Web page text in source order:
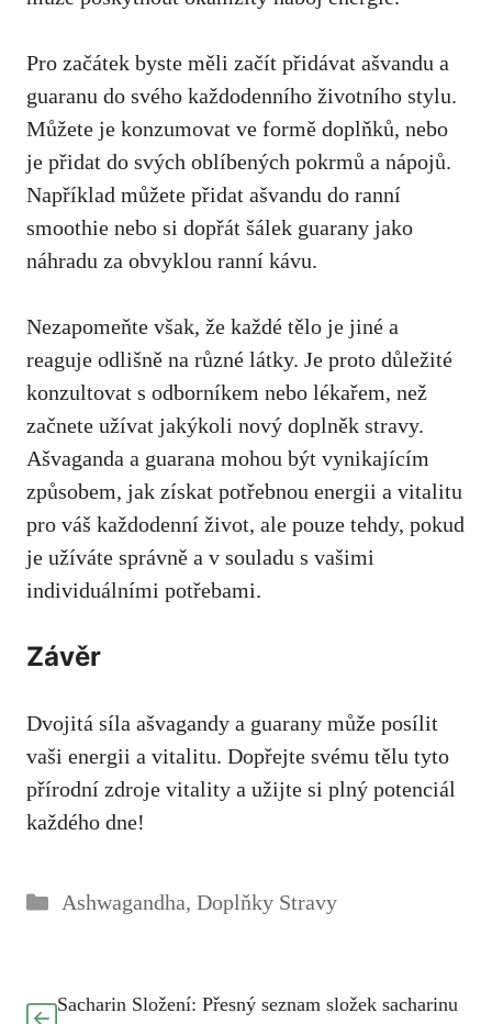
Pro začátek byste měli začít přidávat ašvandu a
guaranu do svého každodenního životního stylu.
Můžete je konzumovat ve formě doplňků, nebo
je přidat do svých oblíbených pokrmů a nápojů.
Například můžete přidat ašvandu do ranní
smoothie nebo si dopřát šálek guarany jako
náhradu za obvyklou ranní kávu.
Nezapomeňte však, že každé tělo je jiné a
reaguje odlišně na různé látky. Je proto důležité
konzultovat s odborníkem nebo lékařem, než
začnete užívat jakýkoli nový doplněk stravy.
Ašvaganda a guarana mohou být vynikajícím
způsobem, jak získat potřebnou energii a vitalitu
pro váš každodenní život, ale pouze tehdy, pokud
je užíváte správně a v souladu s vašimi
individuálními potřebami.
Závěr
Dvojitá síla ašvagandy a guarany může posílit
vaši energii a vitalitu. Dopřejte svému tělu tyto
přírodní zdroje vitality a užijte si plný potenciál
každého dne!
Rubriky
Ashwagandha, Doplňky Stravy
Sacharin Složení: Přesný seznam složek sacharinu